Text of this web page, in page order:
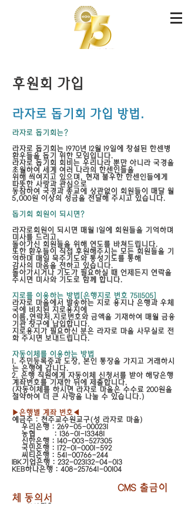
후원회 가입
라자로 돕기회 가입 방법.
라자로 돕기회는?
라자로 돕기회는 1970년 12월 19일에 창설된 한센병
환우들을 돕기 위한 모임입니다.
라자로 돕기회 회비는 우리나라 뿐만 아니라 국경을
초월하여 세계 여러 나라의 한센인들을
위해 씌여지고 있으며, 현재 불우한 한센인들에게
따뜻한 사랑과 관심으로
​동참하여 국경과 종교에 상관없이 회원들이 매달 월
5,000원 이상의 성금을 전달해 주시고 있습니다.
돕기회 회원이 되시면?
라자로회원이 되시면 매월 1일에 회원들을 기억하며
미사를 드리고,
돌아가신 회원들을 위해 연도를 바쳐드립니다.
또한 환우들이 직접 후원해주시는 모든 회원들을 기
억하며 매일 묵주기도와 통성기도를 통해
감사의 마음을 전하고 있습니다.
돌아가시거나 기도가 필요하실 때 언제든지 연락을
주시면 미사와 기도로 함께 합니다.
지로를 이용하는 방법[은행지로 번호 7511505
라자로 마을에서 발송하는 지로 용지나 은행과 우체
국에 비치된 지로용지에
이름,연락처,지로번호와 금액을 기재하여 매월 금융
기관 창구에 납입합니다.
지로용지가 필요하신 분은 라자로 마을 사무실로 전
화 주시면 보내드립니다.
자동이체를 이용하는 방법
1. 주민등록증과 도장, 본인 통장을 가지고 거래하시
는 은행에 갑니다.
2. 은행 직원에게 자동이체 신청서를 받아 해당은행
계좌번호를 기재한 뒤에 제출합니다.
(자동이체를 하시면 라자로 마을은 수수료 200원을
절약하여 더 큰 사랑을 나눌 수 있습니다.)
▶은행별 계좌 번호◀
예금주 : 천주교수원교구(성 라자로 마을)
우리은행 : 269-05-000231
농협 : 136-01-133481
신한은행 : 140-003-527305
국민은행 : 172-01-0001-592
씨티은행 : 541-00766-244
IBK기업은행 : 232-023132-04-013
KEB하나은행 : 408-257641-00104
CMS 출금이
체 동의서